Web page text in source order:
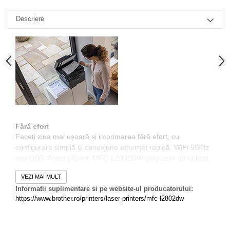
Descriere
Fără efort
Faceți ziua mai ușoară și imprimarea fără efort, cu
configurare simplă și conexiune ethernet rapidă, WiFi 5GHz
folosind panoul de control intuitiv.
VEZI MAI MULT
Informatii suplimentare si pe website-ul producatorului:
https://www.brother.ro/printers/laser-printers/mfc-l2802dw